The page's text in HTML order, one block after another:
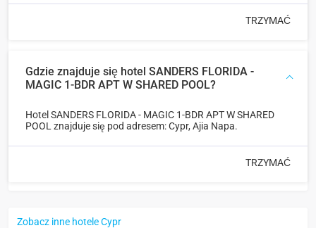
TRZYMAĆ
Gdzie znajduje się hotel SANDERS FLORIDA -
MAGIC 1-BDR APT W SHARED POOL?
Hotel SANDERS FLORIDA - MAGIC 1-BDR APT W SHARED
POOL znajduje się pod adresem: Cypr, Ajia Napa.
TRZYMAĆ
Zobacz inne hotele Cypr